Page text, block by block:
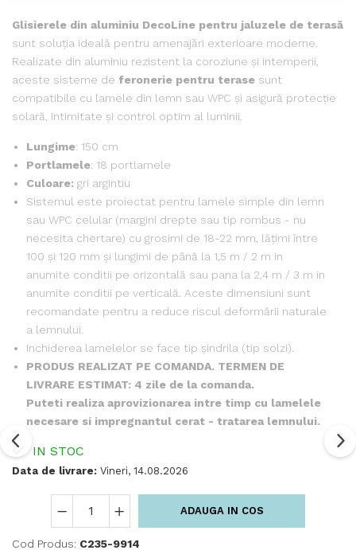
Glisierele din aluminiu DecoLine pentru jaluzele de terasă
sunt soluția ideală pentru amenajări exterioare moderne.
Realizate din aluminiu rezistent la coroziune și intemperii,
aceste sisteme de feronerie pentru terase sunt
compatibile cu lamele din lemn sau WPC și asigură protecție
solară, intimitate și control optim al luminii.
Lungime: 150 cm
Portlamele: 18 portlamele
Culoare: gri argintiu
Sistemul este proiectat pentru lamele simple din lemn
sau WPC celular (margini drepte sau tip rombus - nu
necesita chertare) cu grosimi de 18-22 mm, lățimi între
100 și 120 mm și lungimi de până la 1,5 m / 2 m in
anumite conditii pe orizontală sau pana la 2,4 m / 3 m in
anumite conditii pe verticală. Aceste dimensiuni sunt
recomandate pentru a reduce riscul deformării naturale
a lemnului.
Inchiderea lamelelor se face tip șindrila (tip solzi).
PRODUS REALIZAT PE COMANDA. TERMEN DE
LIVRARE ESTIMAT: 4 zile de la comanda.
Puteti realiza aprovizionarea intre timp cu lamelele
necesare si impregnantul cerat - tratarea lemnului.
IN STOC
Data de livrare: Vineri, 14.08.2026
ADAUGA IN COS
Cod Produs: C235-9914